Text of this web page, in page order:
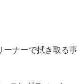
ーナーで拭き取る事